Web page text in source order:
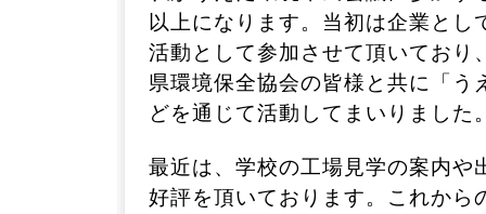
以上になります。当初は企業と
活動として参加させて頂いており
県環境保全協会の皆様と共に「う
どを通じて活動してまいりました
最近は、学校の工場見学の案内や
好評を頂いております。これから